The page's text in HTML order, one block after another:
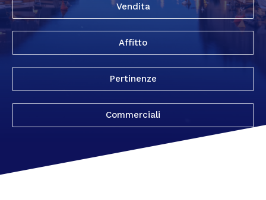
Vendita
Affitto
Pertinenze
Commerciali